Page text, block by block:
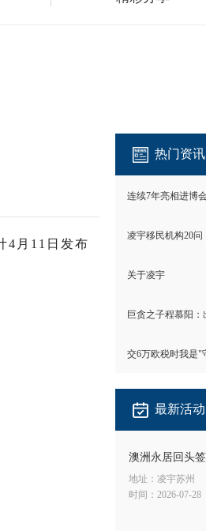
4月11日发布
热门资讯
凌宇移民机构20问
关于凌宇
最新活动
地址：凌宇苏州
时间：2026-07-28